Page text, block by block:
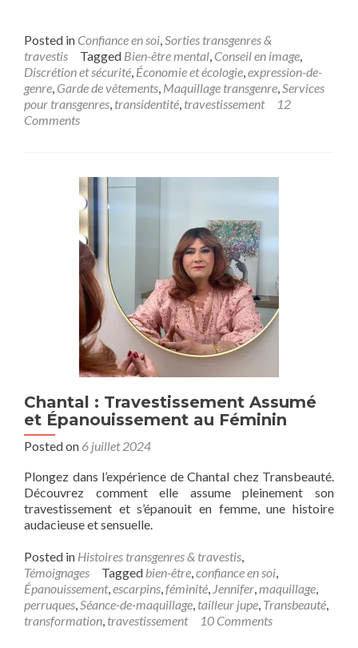
Posted in Confiance en soi,Sorties transgenres &
travestis
Tagged Bien-être mental, Conseil en image,
Discrétion et sécurité, Économie et écologie,expression-de-
genre, Garde de vêtements, Maquillage transgenre,Services
pour transgenres, transidentité, travestissement
12
Comments
Chantal : Travestissement Assumé
et Épanouissement au Féminin
Posted on 6 juillet 2024
Plongez dans l’expérience de Chantal chez Transbeauté.
Découvrez comment elle assume pleinement son
travestissement et s’épanouit en femme, une histoire
audacieuse et sensuelle.
Posted in Histoires transgenres & travestis,
Témoignages
Tagged bien-être,confiance en soi,
Épanouissement,escarpins,féminité, Jennifer,maquillage,
perruques,Séance-de-maquillage, tailleur jupe, Transbeauté,
transformation, travestissement 10 Comments